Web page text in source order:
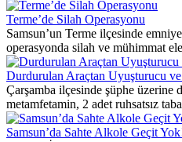
Terme’de Silah Operasyonu
Samsun’un Terme ilçesinde
operasyonda silah ve mühimmat
Durdurulan Araçtan Uyuşturucu ve
Çarşamba ilçesinde şüphe üzerine
metamfetamin, 2 adet ruhsatsız
Samsun’da Sahte Alkole Geçit